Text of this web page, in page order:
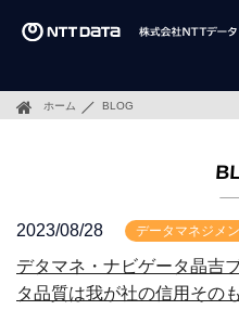
ホーム BLOG
2023/08/28 データマネジメ
デタマネ・ナビゲータ晶吉
タ品質は我が社の信用その